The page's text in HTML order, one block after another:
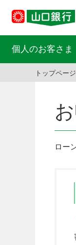
個人のお客さま
トップページ
ロー